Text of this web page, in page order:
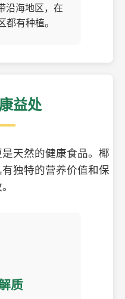
沿海地区，在
有种植。
益处
天然的健康食品。椰
独特的营养价值和保
质